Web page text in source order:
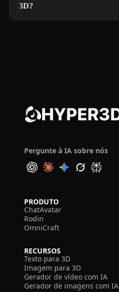
3D?
Pergunte à IA sobre nós
PRODUTO
ChatAvatar
Rodin
OmniCraft
RECURSOS
Texto para 3D
Imagem para 3D
Gerador de vídeo com IA
Gerador de imagens com IA